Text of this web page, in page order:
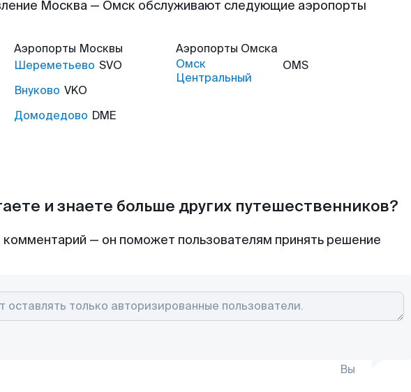
Москва — Омск обслуживают следующие аэропорты
Аэропорты Москвы
Шереметьево SVO
Внуково VKO
Домодедово DME
Аэропорты Омска
Омск
Центральный
OMS
и знаете больше других путешественников?
комментарий — он поможет пользователям принять решение
Вы